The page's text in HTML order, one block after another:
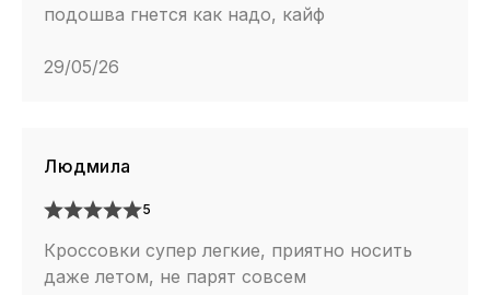
подошва гнется как надо, кайф
29/05/26
Людмила
5
Кроссовки супер легкие, приятно носить
даже летом, не парят совсем